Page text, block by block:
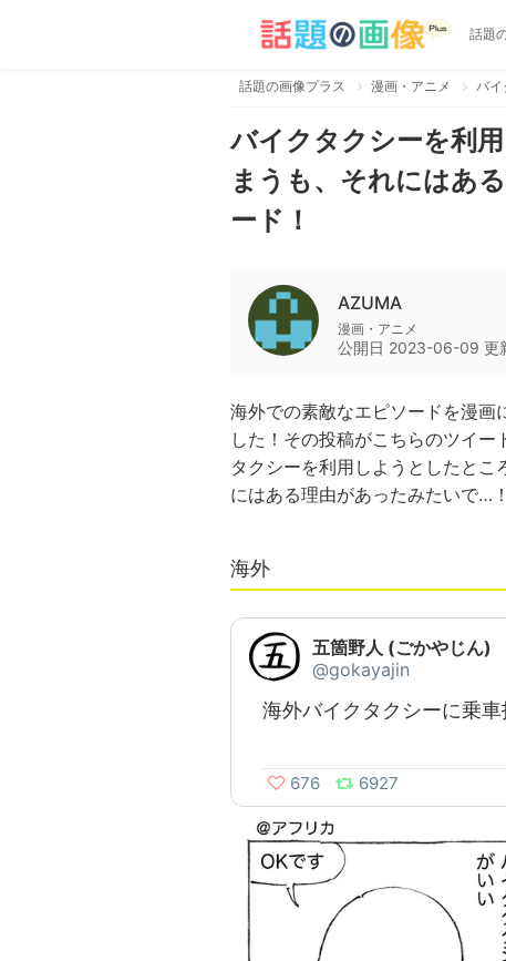
話題
話題の画像プラス 漫画・アニメ
バイクタクシーを利
まうも、それにはあ
ード！
AZUMA
漫画・アニメ
公開日 2023-06-09 更
海外での素敵なエピソードを漫画
した！その投稿がこちらのツイ
タクシーを利用しようとしたと
にはある理由があったみたいで…！
海外
五箇野人 (ごかやじん)
@gokayajin
海外バイクタクシーに乗車
676 6927